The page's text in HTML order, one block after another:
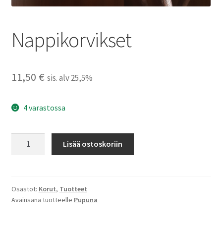
Nappikorvikset
11,50 € sis. alv 25,5%
4 varastossa
Lisää ostoskoriin
Osastot: Korut, Tuotteet
Avainsana tuotteelle Pupuna